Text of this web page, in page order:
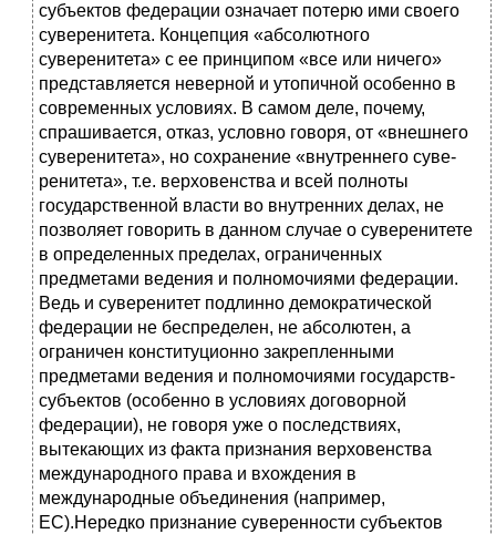
субъектов федерации означает потерю ими своего
суве­ренитета. Концепция «абсолютного
суверенитета» с ее принципом «все или ничего»
представляется неверной и утопичной особенно в
совре­менных условиях. В самом деле, почему,
спрашивается, отказ, условно говоря, от «внешнего
суверенитета», но сохранение «внутреннего суве­
ренитета», т.е. верховенства и всей полноты
государственной власти во внутренних делах, не
позволяет говорить в данном случае о суверени­тете
в определенных пределах, ограниченных
предметами ведения и полномочиями федерации.
Ведь и суверенитет подлинно демократи­ческой
федерации не беспределен, не абсолютен, а
ограничен консти­туционно закрепленными
предметами ведения и полномочиями госу­дарств-
субъектов (особенно в условиях договорной
федерации), не го­воря уже о последствиях,
вытекающих из факта признания верховен­ства
международного права и вхождения в
международные объедине­ния (например,
ЕС).Нередко признание суверенности субъектов